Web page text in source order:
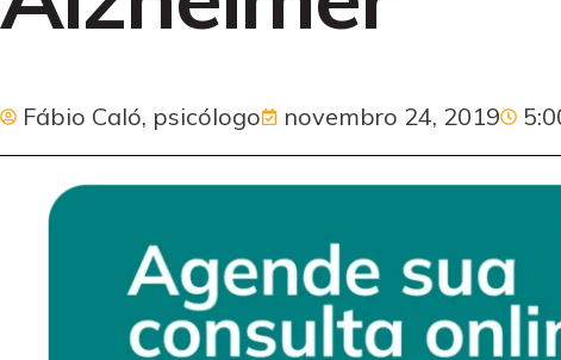
Fábio Caló, psicólogo novembro 24, 2019